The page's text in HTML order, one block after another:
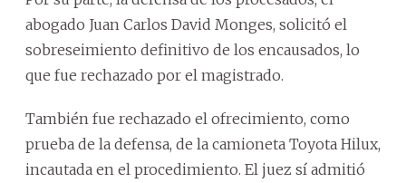
abogado Juan Carlos David Monges, solicitó el
sobreseimiento definitivo de los encausados, lo
que fue rechazado por el magistrado.
También fue rechazado el ofrecimiento, como
prueba de la defensa, de la camioneta Toyota Hilux,
incautada en el procedimiento. El juez sí admitió